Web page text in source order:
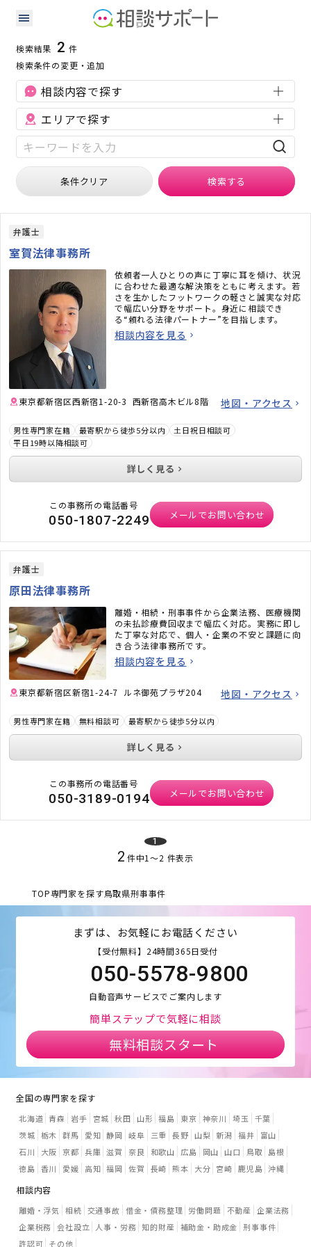
鳥取県の刑事事件に強い専門家の検索結果
刑事事件
検索結果 2 件
検索条件の変更・追加
相談内容で探す
エリアで探す
条件クリア 検索する
弁護士
室賀法律事務所
依頼者一人ひとりの声に丁寧に耳を傾け、状況
に合わせた最適な解決策をともに考えます。若
さを生かしたフットワークの軽さと誠実な対応
で幅広い分野をサポート。身近に相談でき
る“頼れる法律パートナー”を目指します。
相談内容を見る
東京都新宿区西新宿1-20-3 西新宿高木ビル8階 地図・アクセス
男性専門家在籍 最寄駅から徒歩5分以内
土日祝日相談可
平日19時以降相談可
詳しく見る
この事務所の電話番号
050-1807-2249 メールでお問い合わせ
弁護士
原田法律事務所
離婚・相続・刑事事件から企業法務、医療機関
の未払診療費回収まで幅広く対応。実務に即し
た丁寧な対応で、個人・企業の不安と課題に向
き合う法律事務所です。
相談内容を見る
東京都新宿区新宿1-24-7 ルネ御苑プラザ204 地図・アクセス
男性専門家在籍 無料相談可 最寄駅から徒歩5分以内
詳しく見る
この事務所の電話番号
050-3189-0194 メールでお問い合わせ
1
2 件中1〜2 件表示
TOP専門家を探す鳥取県刑事事件
まずは、お気軽にお電話ください
【受付無料】24時間365日受付
050-5578-9800
自動音声サービスでご案内します
簡単ステップで気軽に相談
無料相談スタート
全国の専門家を探す
北海道 青森 岩手 宮城 秋田 山形 福島 東京 神奈川 埼玉
千葉
茨城 栃木 群馬 愛知 静岡 岐阜 三重 長野 山梨 新潟 福井
富山
石川
大阪 京都 兵庫 滋賀 奈良 和歌山 広島 岡山 山口 鳥取
島根
徳島 香川 愛媛 高知 福岡 佐賀 長崎 熊本 大分 宮崎 鹿児島 沖縄
相談内容
離婚・浮気 相続 交通事故 借金・債務整理 労働問題 不動産 企業法務
企業税務 会社設立 人事・労務 知的財産 補助金・助成金 刑事事件
許認可 その他